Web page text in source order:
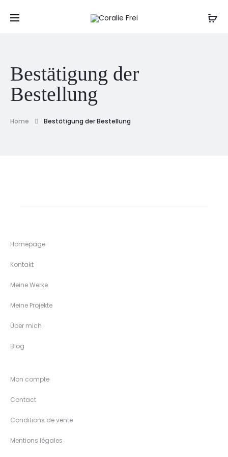
Bestätigung der
Bestellung
Home Bestätigung der Bestellung
Homepage
Kontakt
Meine Werke
Meine Projekte
Über mich
Blog
Mon compte
Contact
Conditions de vente
Mentions légales